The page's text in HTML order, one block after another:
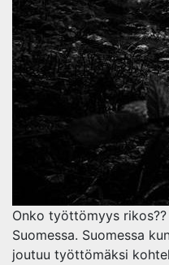
Onko työttömyys
Suomessa. Suomessa
joutuu työttömäksi